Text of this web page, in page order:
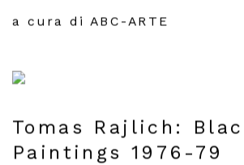
a cura di ABC-ARTE
Tomas Rajlich:
Paintings 1976-79